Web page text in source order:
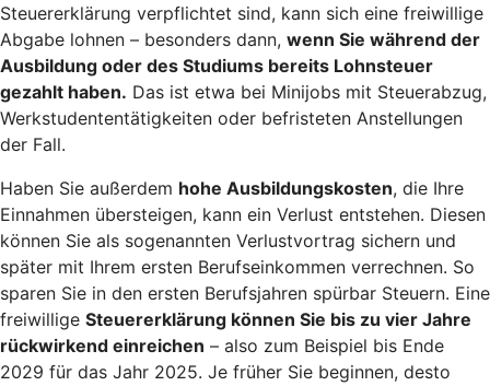
Steuererklärung verpflichtet sind, kann sich eine freiwillige
Abgabe lohnen – besonders dann, wenn Sie während der
Ausbildung oder des Studiums bereits Lohnsteuer
gezahlt haben. Das ist etwa bei Minijobs mit Steuerabzug,
Werkstudententätigkeiten oder befristeten Anstellungen
der Fall.
Haben Sie außerdem hohe Ausbildungskosten, die Ihre
Einnahmen übersteigen, kann ein Verlust entstehen. Diesen
können Sie als sogenannten Verlustvortrag sichern und
später mit Ihrem ersten Berufseinkommen verrechnen. So
sparen Sie in den ersten Berufsjahren spürbar Steuern. Eine
freiwillige Steuererklärung können Sie bis zu vier Jahre
rückwirkend einreichen – also zum Beispiel bis Ende
2029 für das Jahr 2025. Je früher Sie beginnen, desto